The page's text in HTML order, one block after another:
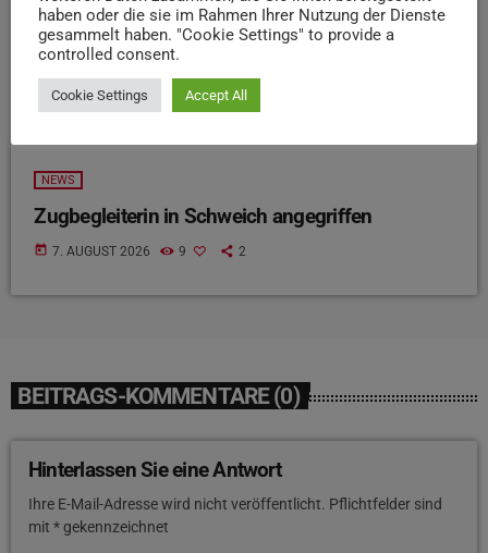
NEWS
Zugbegleiterin in Schweich angegriffen
today 7. AUGUST 2026 9 2
BEITRAGS-KOMMENTARE (0)
Hinterlassen Sie eine Antwort
Ihre E-Mail-Adresse wird nicht veröffentlicht. Pflichtfelder sind
mit * gekennzeichnet
haben oder die sie im Rahmen Ihrer Nutzung der Dienste
gesammelt haben. "Cookie Settings" to provide a
controlled consent.
Cookie Settings Accept All